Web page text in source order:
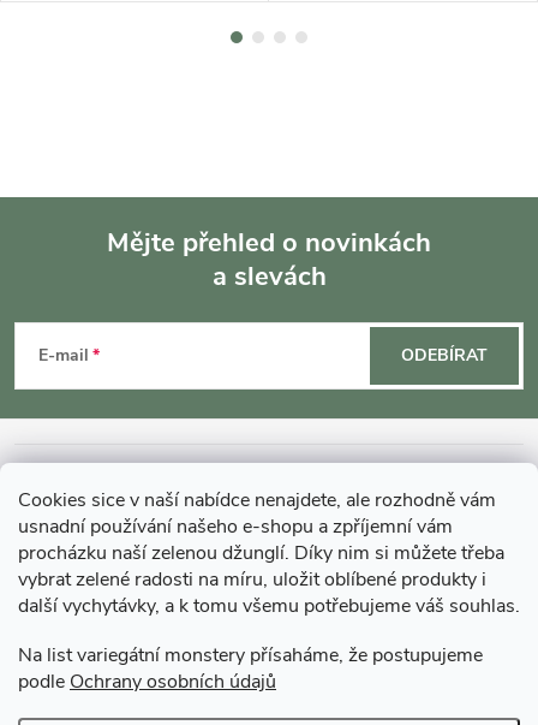
Cookies sice v naší nabídce nenajdete, ale rozhodně vám
usnadní používání našeho e-shopu a zpříjemní vám
procházku naší zelenou džunglí. Díky nim si můžete třeba
vybrat zelené radosti na míru, uložit oblíbené produkty i
další vychytávky, a k tomu všemu potřebujeme váš souhlas.
Na list variegátní monstery přísaháme, že postupujeme
podle Ochrany osobních údajů
p
a
Mějte přehled o novinkách
a slevách
E-mail ODEBÍRAT
MOHLO BY VÁS ZAJÍMAT
O GARDNERS
Gardners Design - Projekt, realizace a údržba zahrad a interiérů